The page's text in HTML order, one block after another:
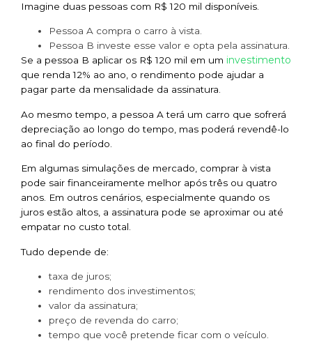
Imagine duas pessoas com R$ 120 mil disponíveis.
Pessoa A compra o carro à vista.
Pessoa B investe esse valor e opta pela assinatura.
Se a pessoa B aplicar os R$ 120 mil em um investimento
que renda 12% ao ano, o rendimento pode ajudar a
pagar parte da mensalidade da assinatura.
Ao mesmo tempo, a pessoa A terá um carro que sofrerá
depreciação ao longo do tempo, mas poderá revendê-lo
ao final do período.
Em algumas simulações de mercado, comprar à vista
pode sair financeiramente melhor após três ou quatro
anos. Em outros cenários, especialmente quando os
juros estão altos, a assinatura pode se aproximar ou até
empatar no custo total.
Tudo depende de:
taxa de juros;
rendimento dos investimentos;
valor da assinatura;
preço de revenda do carro;
tempo que você pretende ficar com o veículo.